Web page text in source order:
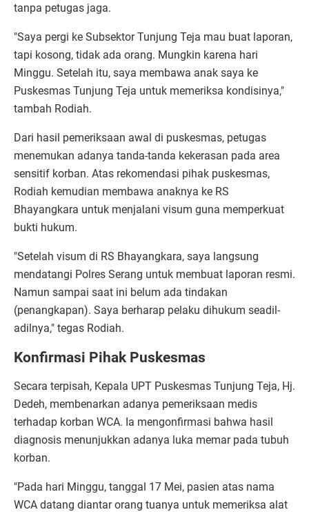
tanpa petugas jaga.
​"Saya pergi ke Subsektor Tunjung Teja mau buat laporan,
tapi kosong, tidak ada orang. Mungkin karena hari
Minggu. Setelah itu, saya membawa anak saya ke
Puskesmas Tunjung Teja untuk memeriksa kondisinya,"
tambah Rodiah.
​Dari hasil pemeriksaan awal di puskesmas, petugas
menemukan adanya tanda-tanda kekerasan pada area
sensitif korban. Atas rekomendasi pihak puskesmas,
Rodiah kemudian membawa anaknya ke RS
Bhayangkara untuk menjalani visum guna memperkuat
bukti hukum.
​"Setelah visum di RS Bhayangkara, saya langsung
mendatangi Polres Serang untuk membuat laporan resmi.
Namun sampai saat ini belum ada tindakan
(penangkapan). Saya berharap pelaku dihukum seadil-
adilnya," tegas Rodiah.
Konfirmasi Pihak Puskesmas
​Secara terpisah, Kepala UPT Puskesmas Tunjung Teja, Hj.
Dedeh, membenarkan adanya pemeriksaan medis
terhadap korban WCA. Ia mengonfirmasi bahwa hasil
diagnosis menunjukkan adanya luka memar pada tubuh
korban.
​"Pada hari Minggu, tanggal 17 Mei, pasien atas nama
WCA datang diantar orang tuanya untuk memeriksa alat